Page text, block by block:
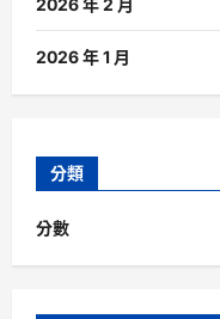
2026 年 2 月
2026 年 1 月
分類
分數